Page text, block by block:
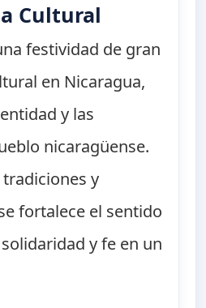
Cultural
festividad de gran
en Nicaragua,
y las
nicaragüense.
y
fortalece el sentido
y fe en un